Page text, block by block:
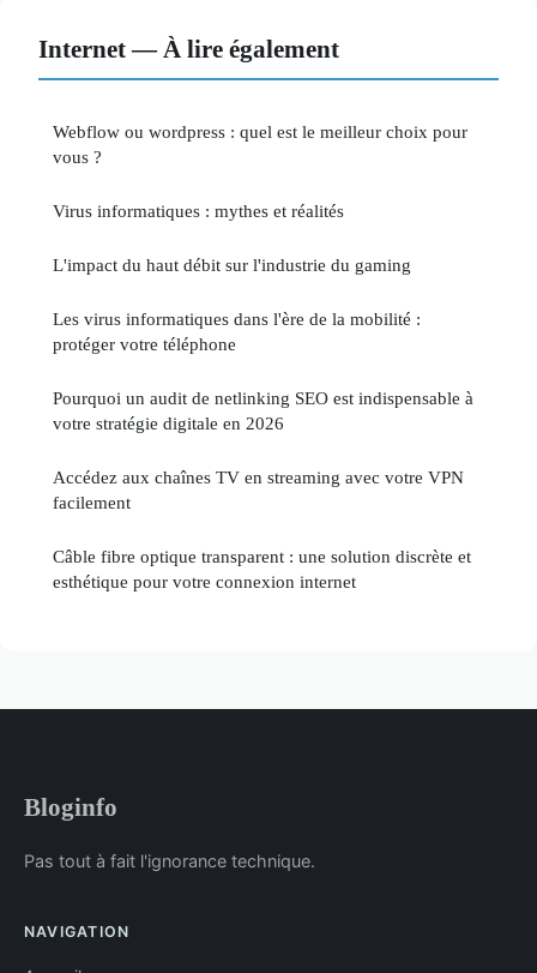
Internet — À lire également
Webflow ou wordpress : quel est le meilleur choix pour
vous ?
Virus informatiques : mythes et réalités
L'impact du haut débit sur l'industrie du gaming
Les virus informatiques dans l'ère de la mobilité :
protéger votre téléphone
Pourquoi un audit de netlinking SEO est indispensable à
votre stratégie digitale en 2026
Accédez aux chaînes TV en streaming avec votre VPN
facilement
Câble fibre optique transparent : une solution discrète et
esthétique pour votre connexion internet
Bloginfo
Pas tout à fait l'ignorance technique.
NAVIGATION